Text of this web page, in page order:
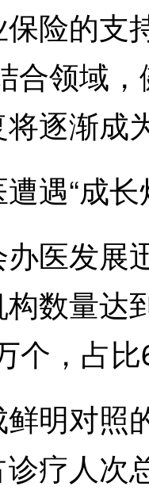
险的支
合领域
逐渐成
“成长
发展
数量达
个，占
对照
疗人次